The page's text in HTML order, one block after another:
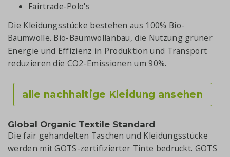
Fairtrade-Polo's
Die Kleidungsstücke bestehen aus 100% Bio-
Baumwolle. Bio-Baumwollanbau, die Nutzung grüner
Energie und Effizienz in Produktion und Transport
reduzieren die CO2-Emissionen um 90%.
alle nachhaltige Kleidung ansehen
Global Organic Textile Standard
Die fair gehandelten Taschen und Kleidungsstücke
werden mit GOTS-zertifizierter Tinte bedruckt. GOTS